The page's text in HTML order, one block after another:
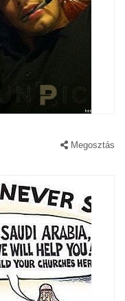
Megosztás